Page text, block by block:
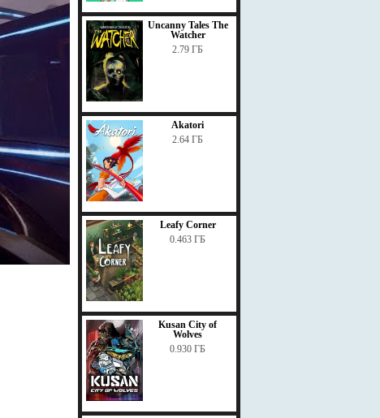
Uncanny Tales The
Watcher
2.79 ГБ
Akatori
2.64 ГБ
Leafy Corner
0.463 ГБ
Kusan City of
Wolves
0.930 ГБ